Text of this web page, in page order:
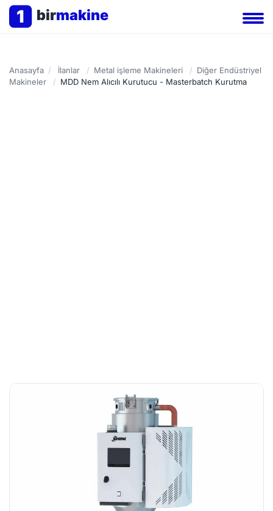
1 birmakine
Anasayfa / İlanlar / Metal işleme Makineleri / Diğer Endüstriyel
Makineler
/ MDD Nem Alıcılı Kurutucu - Masterbatch Kurutma